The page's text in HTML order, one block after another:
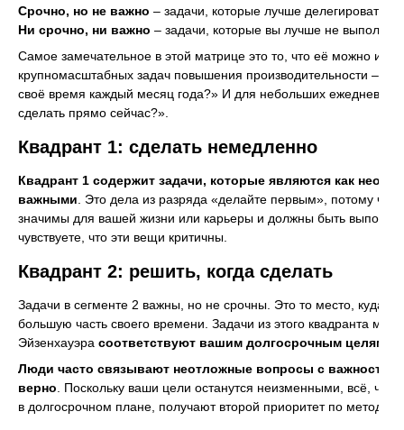
Срочно, но не важно – задачи, которые лучше делегировать
Ни срочно, ни важно – задачи, которые вы лучше не
Самое замечательное в этой матрице это то, что её можно
крупномасштабных задач повышения производительности –
своё время каждый месяц года?» И для небольших
сделать прямо сейчас?».
Квадрант 1: сделать немедленно
Квадрант 1 содержит задачи, которые являются как
важными . Это дела из разряда «делайте первым», потому что
значимы для вашей жизни или карьеры и должны быть
чувствуете, что эти вещи критичны.
Квадрант 2: решить, когда сделать
Задачи в сегменте 2 важны, но не срочны. Это то место, куда вы
большую часть своего времени. Задачи из этого квадранта
Эйзенхауэра соответствуют вашим долгосрочным целям
Люди часто связывают неотложные вопросы с важностью,
верно . Поскольку ваши цели останутся неизменными, всё, что
в долгосрочном плане, получают второй приоритет по методу